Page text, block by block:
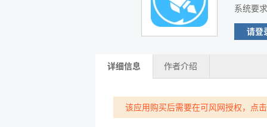
系统要求
请登
详细信息 作者介绍
该应用购买后需要在可风网授权，点击